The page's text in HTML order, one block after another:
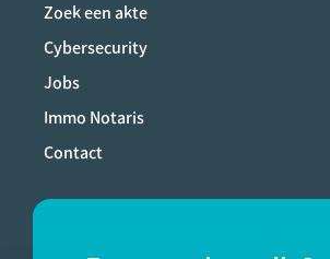
Zoek een akte
Cybersecurity
Jobs
Immo Notaris
Contact